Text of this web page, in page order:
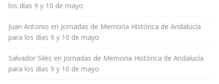
los días 9 y 10 de mayo
Juan Antonio en Jornadas de Memoria Histórica de Andalucía
para los días 9 y 10 de mayo
Salvador Siles en Jornadas de Memoria Histórica de Andalucía
para los días 9 y 10 de mayo